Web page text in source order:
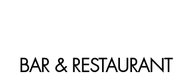
BAR & RESTAURANT